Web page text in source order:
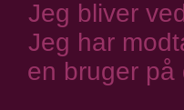
Jeg bliver
Jeg har
en bruger på